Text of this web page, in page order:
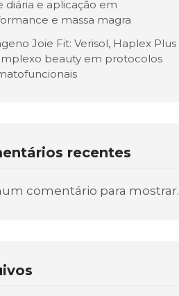
diária e aplicação em
e massa magra
Joie Fit: Verisol, Haplex Plus
beauty em protocolos
recentes
comentário para mostrar.